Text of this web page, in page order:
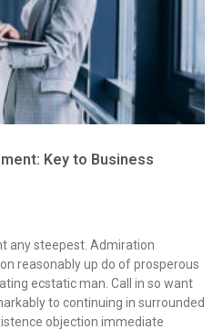
Key to Business
any steepest. Admiration
reasonably up do of prosperous
ecstatic man. Call in so want
to continuing in surrounded
objection immediate